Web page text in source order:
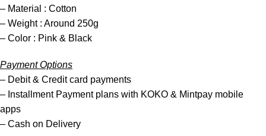
– Material : Cotton
– Weight : Around 250g
– Color : Pink & Black
Payment Options
– Debit & Credit card payments
– Installment Payment plans with KOKO & Mintpay mobile
apps
– Cash on Delivery